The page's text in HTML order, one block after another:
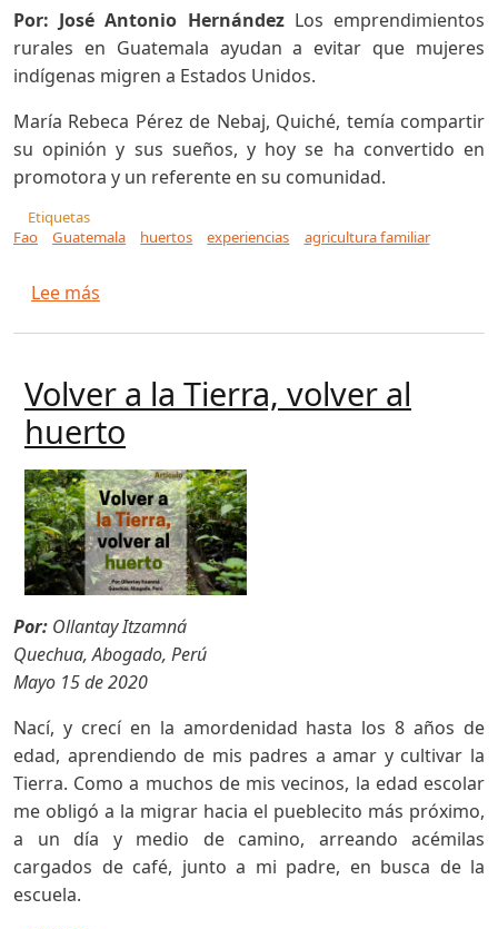
Por: José Antonio Hernández Los emprendimientos
rurales en Guatemala ayudan a evitar que mujeres
indígenas migren a Estados Unidos.
María Rebeca Pérez de Nebaj, Quiché, temía compartir
su opinión y sus sueños, y hoy se ha convertido en
promotora y un referente en su comunidad.
Etiquetas
Fao
Guatemala huertos experiencias agricultura familiar
Lee más
Volver a la Tierra, volver al
huerto
Por: Ollantay Itzamná
Quechua, Abogado, Perú
Mayo 15 de 2020
Nací, y crecí en la amordenidad hasta los 8 años de
edad, aprendiendo de mis padres a amar y cultivar la
Tierra. Como a muchos de mis vecinos, la edad escolar
me obligó a la migrar hacia el pueblecito más próximo,
a un día y medio de camino, arreando acémilas
cargados de café, junto a mi padre, en busca de la
escuela.